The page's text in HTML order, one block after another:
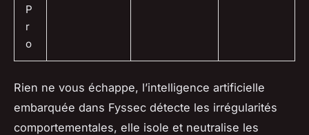
P
r
o
Rien ne vous échappe, l’intelligence artificielle
embarquée dans Fyssec détecte les irrégularités
comportementales, elle isole et neutralise les